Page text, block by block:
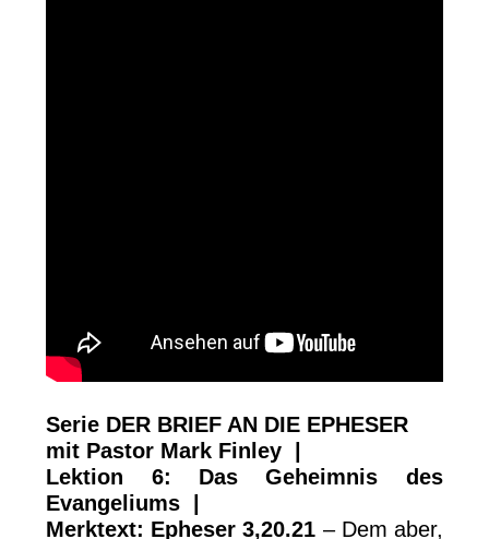
Serie DER BRIEF AN DIE EPHESER
mit Pastor Mark Finley |
Lektion 6: Das Geheimnis des
Evangeliums |
Merktext: Epheser 3,20.21 – Dem aber,